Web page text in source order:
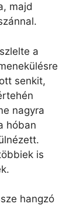
majd
a
senkit,
nagyra
hóban
is
hangzó